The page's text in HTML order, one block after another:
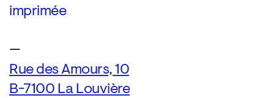
imprimée
—
Rue des Amours, 10
B-7100 La Louvière